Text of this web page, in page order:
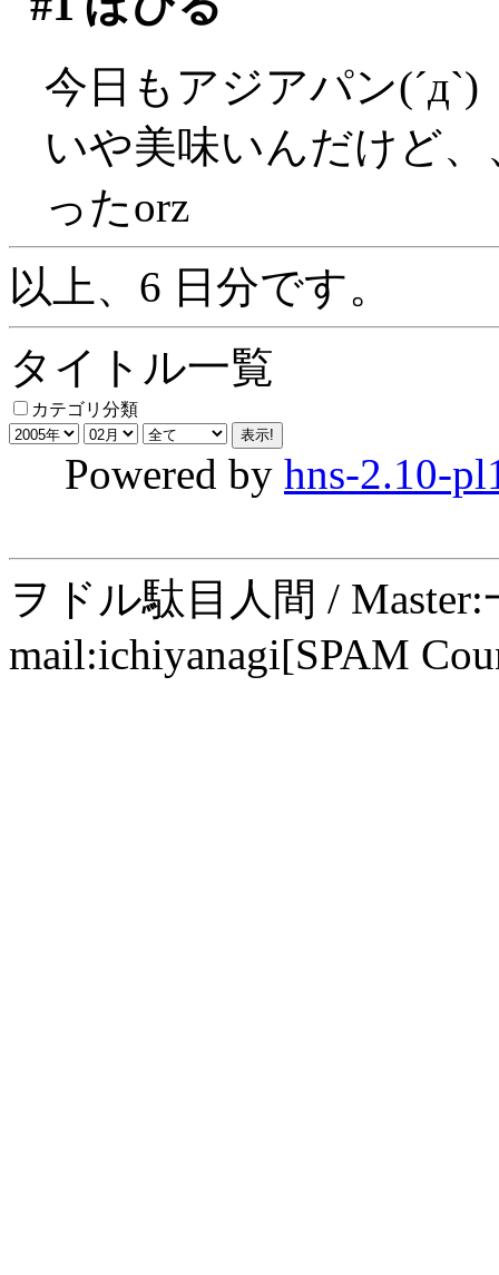
今日もアジアパン(´д`)
いや美味いんだけど
ったorz
以上、6 日分です。
タイトル一覧
カテゴリ分類
Powered by hns-2.10-
ヲドル駄目人間 /
mail:ichiyanagi[SPAM